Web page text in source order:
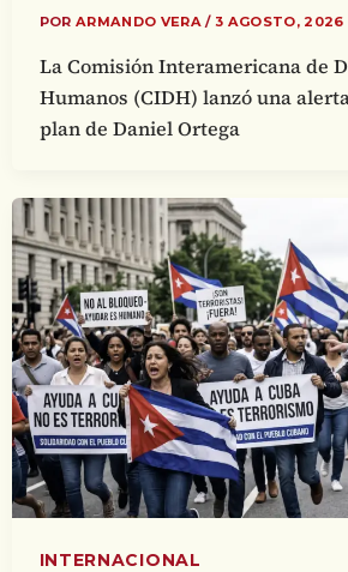
POR ARMANDO VERA/ 3 AGOSTO, 2026
La Comisión Interamericana de
Humanos (CIDH) lanzó una
plan de Daniel Ortega
INTERNACIONAL